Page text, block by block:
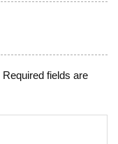
Required fields are